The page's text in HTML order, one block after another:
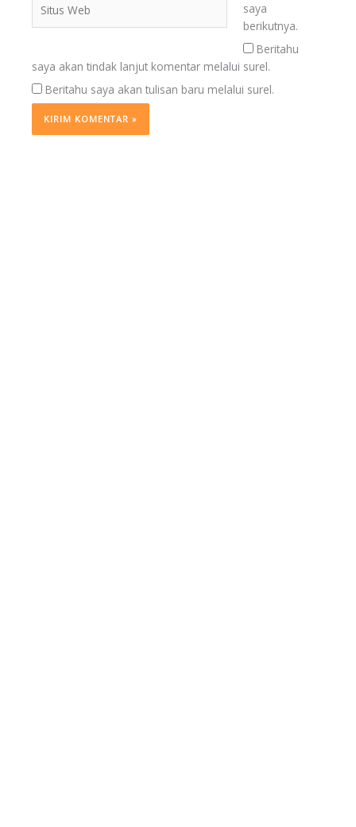
Web
saya
berikutnya.
Beritahu
saya akan tindak lanjut komentar melalui surel.
Beritahu saya akan tulisan baru melalui surel.